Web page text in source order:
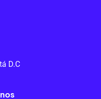
D.C